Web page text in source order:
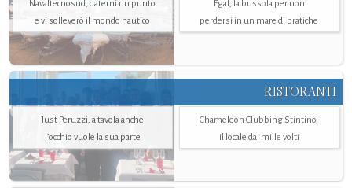
Navaltecnosud, datemi un punto
e vi solleverò il mondo nautico
Egaf, la bussola per non
perdersi in un mare di pratiche
RISTORANTI
Just Peruzzi, a tavola anche
l’occhio vuole la sua parte
Chameleon Clubbing Stintino,
il locale dai mille volti